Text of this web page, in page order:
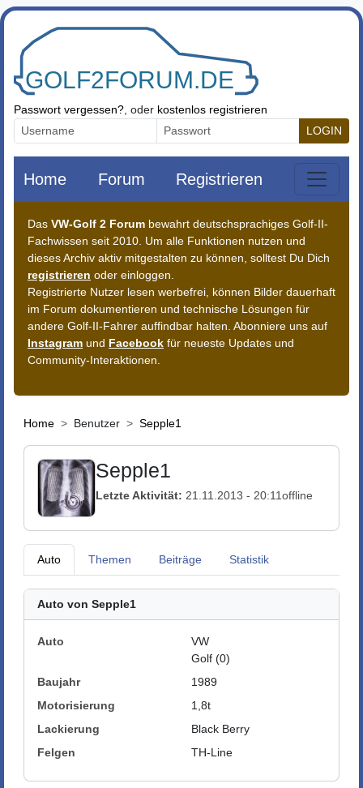
Zum Inhalt springen
Passwort vergessen? , oder kostenlos registrieren
LOGIN
Home Forum Registrieren
Das VW-Golf 2 Forum bewahrt deutschsprachiges Golf-II-
Fachwissen seit 2010. Um alle Funktionen nutzen und
dieses Archiv aktiv mitgestalten zu können, solltest Du Dich
registrieren oder einloggen.
Registrierte Nutzer lesen werbefrei, können Bilder dauerhaft
im Forum dokumentieren und technische Lösungen für
andere Golf-II-Fahrer auffindbar halten. Abonniere uns auf
Instagram und Facebook für neueste Updates und
Community-Interaktionen.
Home Benutzer Sepple1
Sepple1
Letzte Aktivität: 21.11.2013 - 20:11offline
Auto Themen Beiträge Statistik
Auto von Sepple1
Auto
VW
Golf (0)
Baujahr
1989
Motorisierung
1,8t
Lackierung
Black Berry
Felgen
TH-Line